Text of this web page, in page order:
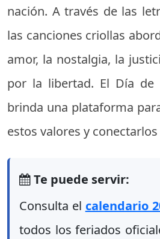
nación. A través de las
las canciones criollas
amor, la nostalgia, la
por la libertad. El Día de
brinda una plataforma
estos valores y
Te puede servir:
Consulta el calendario
todos los feriados